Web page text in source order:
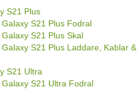
S21 Plus
S21 Plus Fodral
S21 Plus Skal
S21 Plus Laddare, Kablar &
S21 Ultra
S21 Ultra Fodral